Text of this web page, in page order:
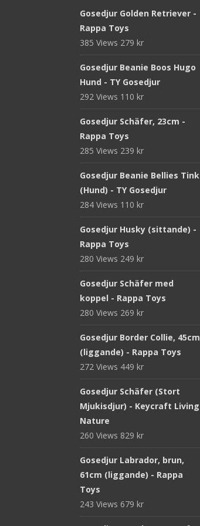
Gosedjur Golden Retriever -
Rappa Toys
385 Views 279 kr
Gosedjur Beanie Boos Hugo
Hund - TY Gosedjur
292 Views 110 kr
Gosedjur Schäfer, 23cm -
Rappa Toys
285 Views 239 kr
Gosedjur Beanie Bellies Tink
(Hund) - TY Gosedjur
284 Views 110 kr
Gosedjur Husky (sittande) -
Rappa Toys
280 Views 249 kr
Gosedjur Schäfer med
koppel - Rappa Toys
280 Views 269 kr
Gosedjur Border Collie, 45cm
(liggande) - Rappa Toys
272 Views 449 kr
Gosedjur Schäfer (Stort
Mjukisdjur) - Keycraft Living
Nature
260 Views 829 kr
Gosedjur Labrador, brun,
61cm (liggande) - Rappa
Toys
243 Views 679 kr